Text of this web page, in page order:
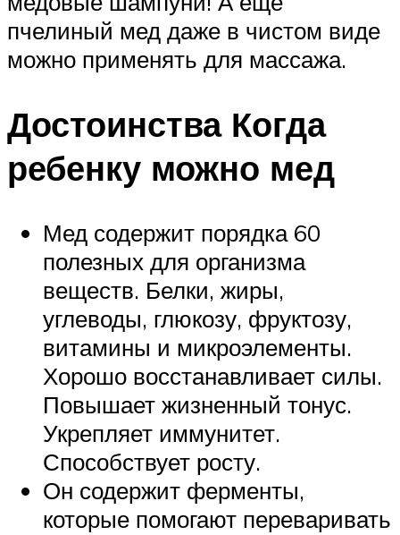
пчелиный мед даже в чистом виде
можно применять для массажа.
Достоинства Когда
ребенку можно мед
Мед содержит порядка 60
полезных для организма
веществ. Белки, жиры,
углеводы, глюкозу, фруктозу,
витамины и микроэлементы.
Хорошо восстанавливает силы.
Повышает жизненный тонус.
Укрепляет иммунитет.
Способствует росту.
Он содержит ферменты,
которые помогают переваривать